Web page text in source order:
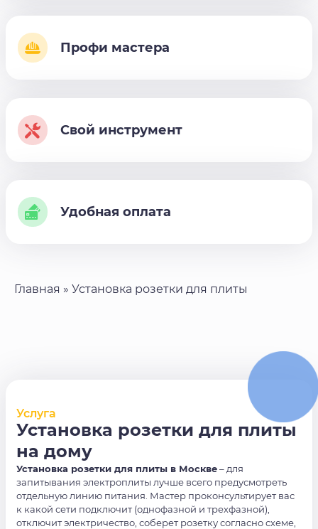
Профи мастера
Свой инструмент
Удобная оплата
Главная » Установка розетки для плиты
Услуга
Установка розетки для плиты
на дому
Установка розетки для плиты в Москве– для
запитывания электроплиты лучше всего предусмотреть
отдельную линию питания. Мастер проконсультирует вас
к какой сети подключит (однофазной и трехфазной),
отключит электричество, соберет розетку согласно схеме,